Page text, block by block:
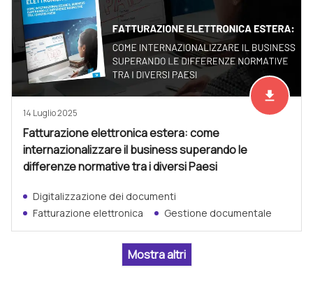
Scarica
file_download
14 Luglio 2025
Fatturazione elettronica estera: come
internazionalizzare il business superando le
differenze normative tra i diversi Paesi
Digitalizzazione dei documenti
Fatturazione elettronica
Gestione documentale